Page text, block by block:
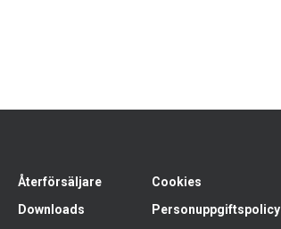
Återförsäljare
Downloads
Cookies
Personuppgiftspolicy